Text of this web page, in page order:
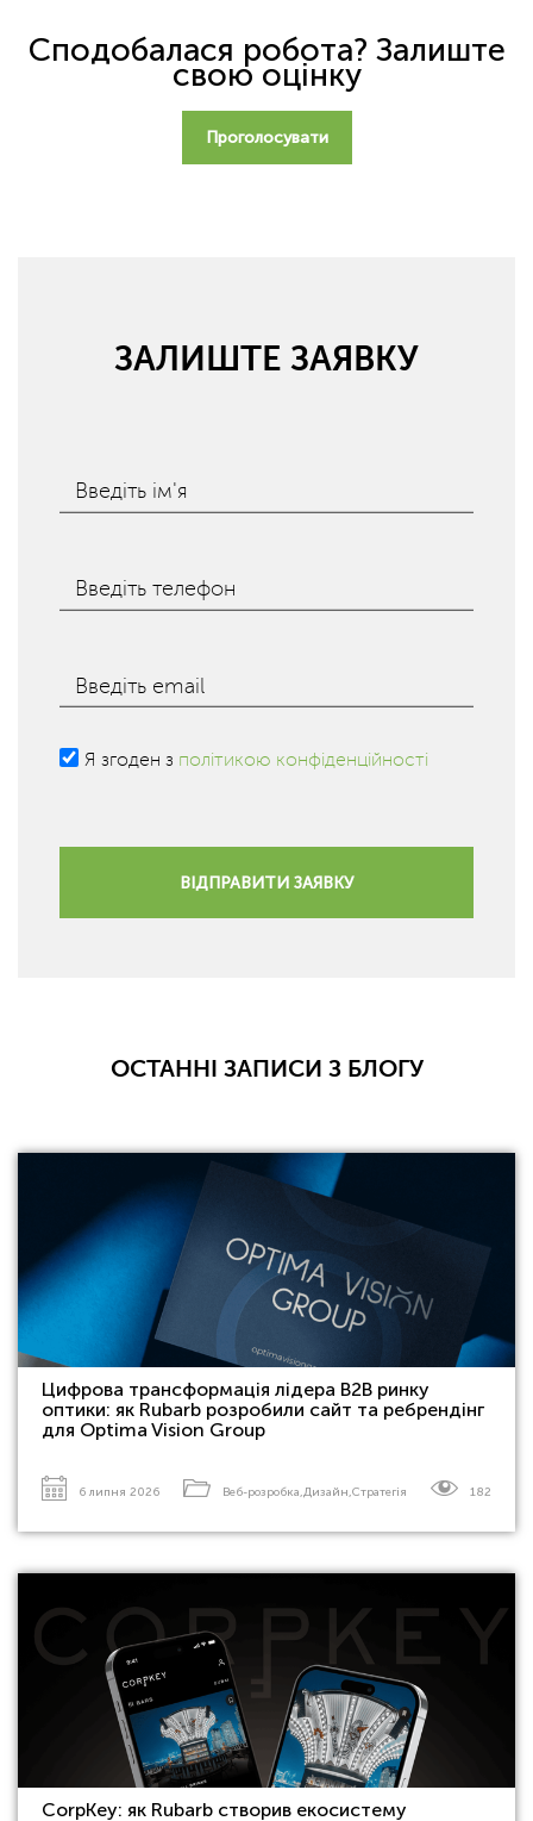
Сподобалася робота? Залиште
свою оцінку
Проголосувати
ЗАЛИШТЕ ЗАЯВКУ
Введіть ім'я
Введіть телефон
Введіть email
Я згоден з політикою конфіденційності
ВІДПРАВИТИ ЗАЯВКУ
ОСТАННІ ЗАПИСИ З БЛОГУ
Цифрова трансформація лідера B2B ринку
оптики: як Rubarb розробили сайт та ребрендінг
для Optima Vision Group
6 липня 2026 Веб-розробка,Дизайн,Стратегія 182
CorpKey: як Rubarb створив екосистему